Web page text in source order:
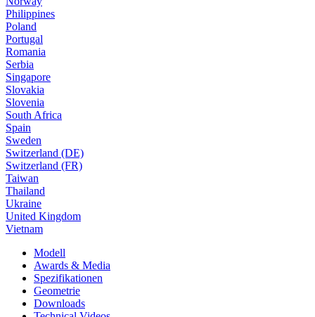
Philippines
Poland
Portugal
Romania
Serbia
Singapore
Slovakia
Slovenia
South Africa
Spain
Sweden
Switzerland (DE)
Switzerland (FR)
Taiwan
Thailand
Ukraine
United Kingdom
Vietnam
Modell
Awards & Media
Spezifikationen
Geometrie
Downloads